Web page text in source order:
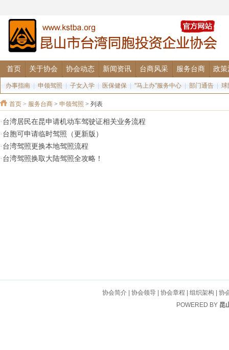
首页 关于协会 协会动态 新闻资讯 台商风采 服务台商 政策
办事指南 申领驾照 子女入学 医保健保 "马上办"服务中心 部门通告 球
首页 > 服务台商 > 申领驾照 > 列表
· 台湾居民在昆申请机动车驾驶证相关业务流程
· 台胞可申请临时驾照（更新版）
· 台湾驾照更换本地驾照流程
· 台湾驾照换取大陆驾照全攻略！
协会简介 |协会领导 |协会章程 |组织架构 |协
POWERED BY 昆